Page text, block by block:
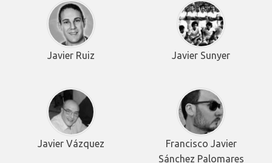
Javier Ruiz Javier Sunyer
Javier Vázquez
Francisco Javier
Sánchez Palomares